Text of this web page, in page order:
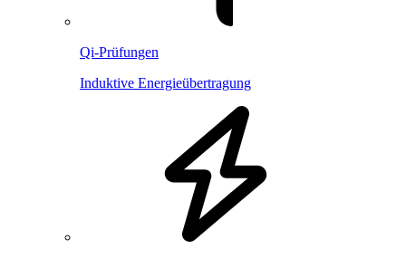
Qi-Prüfungen
Induktive Energieübertragung